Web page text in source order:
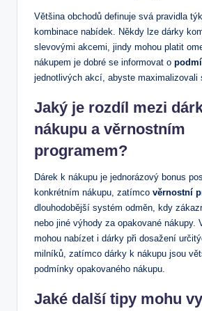
Většina obchodů‌ definuje⁣ svá pravidla
⁤kombinace nabídek.⁤ Někdy lze dárky
⁢slevovými ‌akcemi, jindy‍ mohou platit
nákupem je ‌dobré se informovat o
jednotlivých akcí, abyste maximalizovali
Jaký je⁤ rozdíl‍ mezi
nákupu a věrnostním
programem?
Dárek‌ k nákupu je jednorázový bonus‍
konkrétním ⁢nákupu, ‍zatímco‌ věrnostní
dlouhodobější systém odměn, kdy
nebo jiné výhody za opakované nákupy.
mohou nabízet ⁤i dárky při⁣ dosažení
milníků, zatímco dárky k nákupu⁢ jsou⁣
podmínky opakovaného nákupu.
Jaké další tipy mohu